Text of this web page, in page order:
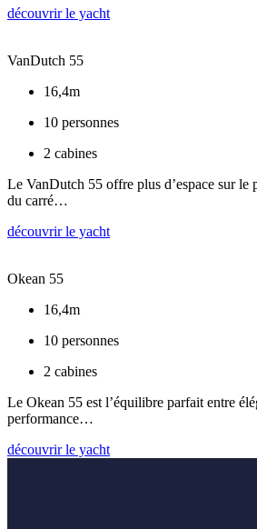
découvrir le yacht
VanDutch 55
16,4m
10 personnes
2 cabines
Le VanDutch 55 offre plus d’espace sur le
du carré…
découvrir le yacht
Okean 55
16,4m
10 personnes
2 cabines
Le Okean 55 est l’équilibre parfait entre
performance…
découvrir le yacht